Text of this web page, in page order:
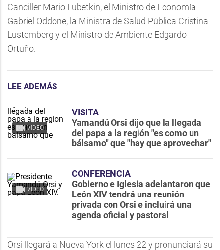
Canciller Mario Lubetkin, el Ministro de Economía
Gabriel Oddone, la Ministra de Salud Pública Cristina
Lustemberg y el Ministro de Ambiente Edgardo
Ortuño.
LEE ADEMÁS
VIDEO
VISITA
Yamandú Orsi dijo que la llegada
del papa a la región "es como un
bálsamo" que "hay que aprovechar"
VIDEO
CONFERENCIA
Gobierno e Iglesia adelantaron que
León XIV tendrá una reunión
privada con Orsi e incluirá una
agenda oficial y pastoral
Orsi llegará a Nueva York el lunes 22 y pronunciará su